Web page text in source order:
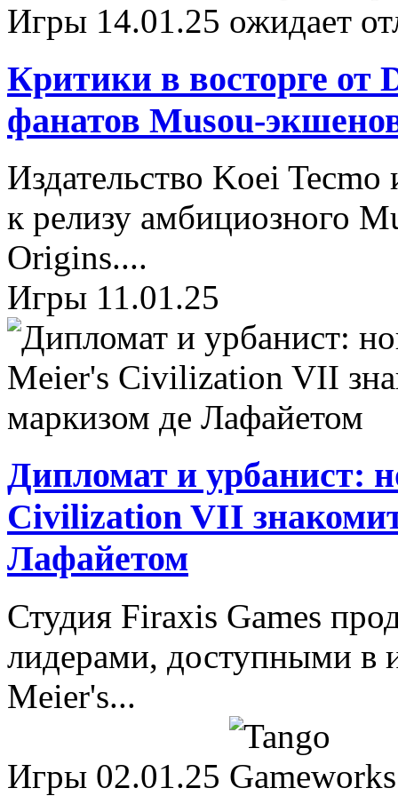
Игры 14.01.25
Критики в восторге
фанатов Musou-
Издательство Koei Tecmo
к релизу амбициозного
Origins....
Игры 11.01.25
Дипломат и урбанист:
Civilization VII
Лафайетом
Студия Firaxis Games
лидерами, доступными в
Meier's...
Игры 02.01.25